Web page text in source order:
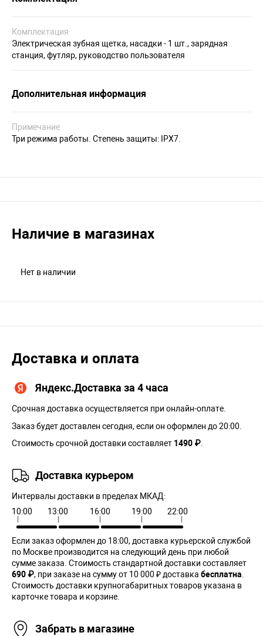
Комплектация
Электрическая зубная щетка, насадки - 1 шт., зарядная
станция, футляр, руководство пользователя
Дополнительная информация
Примечание
Три режима работы. Степень защиты: IPX7.
Наличие в магазинах
Нет в наличии
Доставка и оплата
Яндекс.Доставка за 4 часа
Срочная доставка осуществляется при онлайн-оплате.
Заказ будет доставлен сегодня, если он оформлен до 20:00.
Стоимость срочной доставки составляет 1490 ₽
Доставка курьером
Интервалы доставки в пределах МКАД:
10:00
13:00 16:00 19:00 22:00
Если заказ оформлен до 18:00, доставка курьерской службой
по Москве производится на следующий день при любой
сумме заказа. Cтоимость стандартной доставки составляет
690 ₽, при заказе на сумму от 10 000 ₽ доставка бесплатна
Стоимость доставки крупногабаритных товаров указана в
карточке товара и корзине.
Забрать в магазине